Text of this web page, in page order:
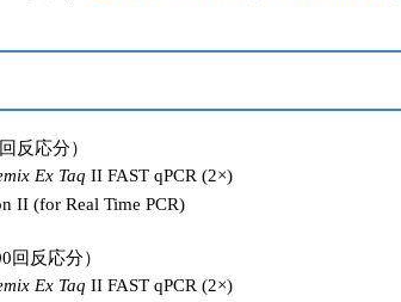
反応分）
Ex Taq II FAST qPCR (2×)
II (for Real Time PCR)
回反応分）
Ex Taq II FAST qPCR (2×)